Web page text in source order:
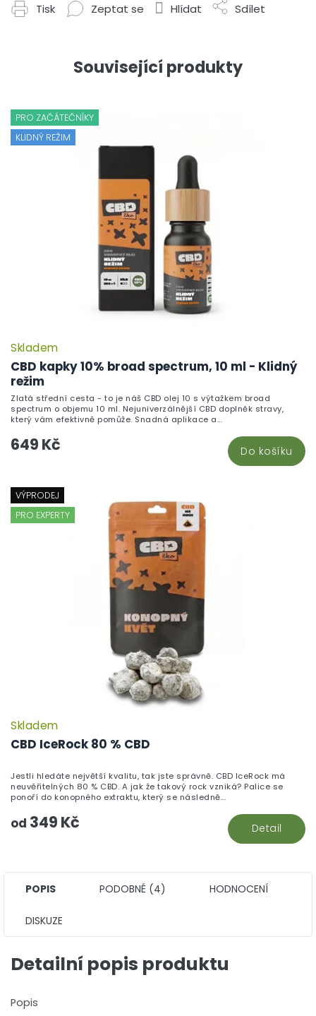
Tisk Zeptat se Hlídat Sdílet
Související produkty
PRO ZAČÁTEČNÍKY
KLIDNÝ REŽIM
CBD kapky 10% broad spectrum, 10 ml - Klidný
režim
Skladem
649 Kč Do košíku
Zlatá střední cesta - to je náš CBD olej 10 s výtažkem broad
spectrum o objemu 10 ml. Nejuniverzálnější CBD doplněk stravy,
který vám efektivně pomůže. Snadná aplikace a...
VÝPRODEJ
PRO EXPERTY
CBD IceRock 80 % CBD
Skladem
od 349 Kč Detail
Jestli hledáte největší kvalitu, tak jste správně. CBD IceRock má
neuvěřitelných 80 % CBD. A jak že takový rock vzniká? Palice se
ponoří do konopného extraktu, který se následně...
POPIS PODOBNÉ (4) HODNOCENÍ
DISKUZE
Detailní popis produktu
Popis